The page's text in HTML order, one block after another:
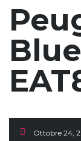
Ottobre 24,